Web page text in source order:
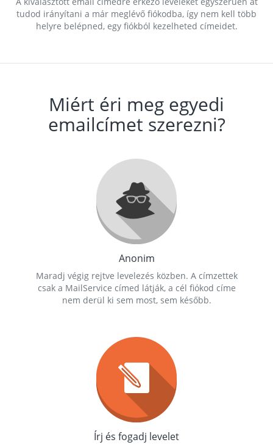
tudod irányítani a már meglévő fiókodba, így nem kell több
helyre belépned, egy fiókból kezelheted címeidet.
Miért éri meg egyedi
emailcímet szerezni?
Anonim
Maradj végig rejtve levelezés közben. A címzettek
csak a MailService címed látják, a cél fiókod címe
nem derül ki sem most, sem később.
Írj és fogadj levelet